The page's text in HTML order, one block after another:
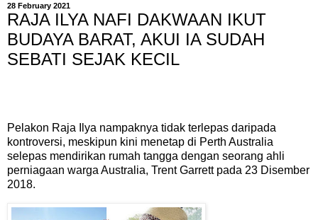
28 February 2021
RAJA ILYA NAFI DAKWAAN IKUT
BUDAYA BARAT, AKUI IA SUDAH
SEBATI SEJAK KECIL
Pelakon Raja Ilya nampaknya tidak terlepas daripada
kontroversi, meskipun kini menetap di Perth Australia
selepas mendirikan rumah tangga dengan seorang ahli
perniagaan warga Australia, Trent Garrett pada 23 Disember
2018.